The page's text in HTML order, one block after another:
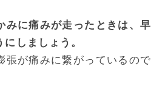
みに痛みが走ったときは、
しましょう。
張が痛みに繋がっているの